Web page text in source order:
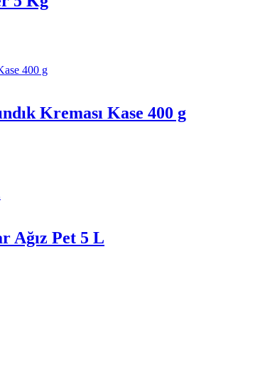
Kreması Kase 400 g
Ağız Pet 5 L